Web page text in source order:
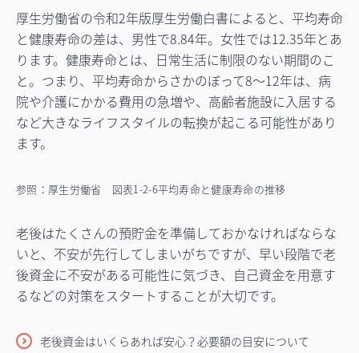
厚生労働省の令和2年版厚生労働白書によると、平均寿命
と健康寿命の差は、男性で8.84年。女性では12.35年とあ
ります。健康寿命とは、日常生活に制限のない期間のこ
と。つまり、平均寿命からさかのぼって8～12年は、病
院や介護にかかる費用の急増や、高齢者施設に入居する
など大きなライフスタイルの転換が起こる可能性があり
ます。
参照：厚生労働省 図表1-2-6平均寿命と健康寿命の推移
老後はたくさんの預貯金を準備しておかなければならな
いと、不安が先行してしまいがちですが、早い段階で老
後資金に不安がある可能性に気づき、自己資金を用意す
るなどの対策をスタートすることが大切です。
老後資金はいくらあれば安心？必要額の目安について